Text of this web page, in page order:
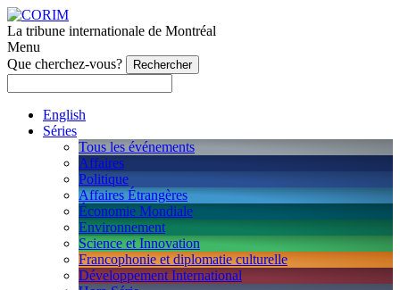
La tribune internationale de Montréal
Menu
Que cherchez-vous?
English
Séries
Tous les événements
Affaires
Politique
Affaires Étrangères
Économie Mondiale
Environnement
Science et Innovation
Francophonie et diplomatie culturelle
Développement International